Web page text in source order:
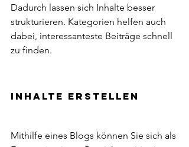
Dadurch lassen sich Inhalte besser
strukturieren. Kategorien helfen auch
dabei, interessanteste Beiträge schnell
zu finden.
Inhalte erstellen
Mithilfe eines Blogs können Sie sich als